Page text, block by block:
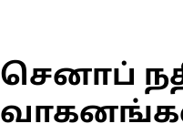
செனாப்